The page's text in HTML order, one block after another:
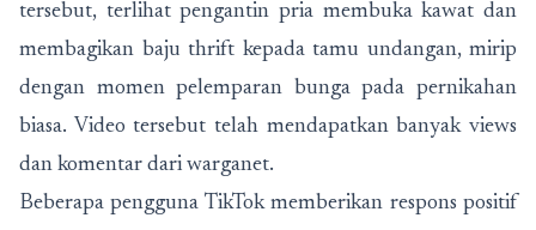
tersebut, terlihat pengantin pria membuka kawat dan
membagikan baju thrift kepada tamu undangan, mirip
dengan momen pelemparan bunga pada pernikahan
biasa. Video tersebut telah mendapatkan banyak views
dan komentar dari warganet.
Beberapa pengguna TikTok memberikan respons positif